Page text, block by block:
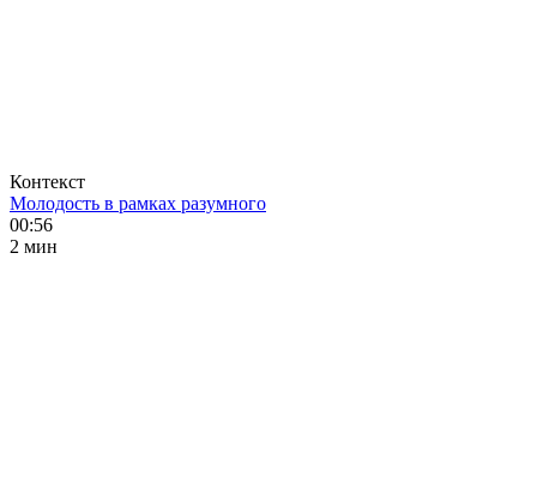
Контекст
Молодость в рамках разумного
00:56
2 мин